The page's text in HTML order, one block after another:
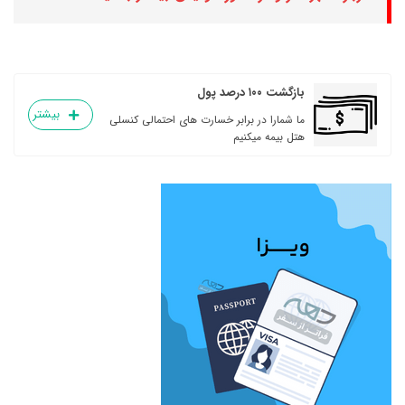
بازگشت ۱۰۰ درصد پول
ما شمارا در برابر خسارت های احتمالی کنسلی
هتل بیمه میکنیم
بیشتر